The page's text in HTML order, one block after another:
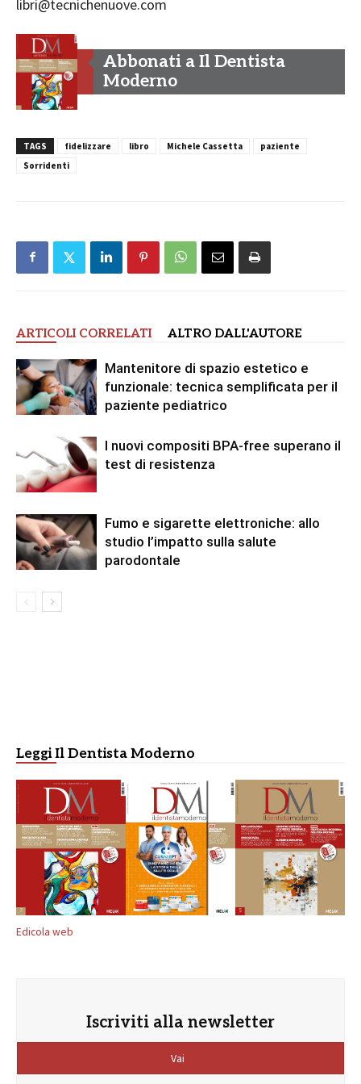
libri@tecnichenuove.com
Abbonati a Il Dentista
Moderno
TAGS fidelizzare libro Michele Cassetta
paziente
Sorridenti
ARTICOLI CORRELATI ALTRO DALL'AUTORE
Mantenitore di spazio estetico e
funzionale: tecnica semplificata per il
paziente pediatrico
I nuovi compositi BPA-free superano il
test di resistenza
Fumo e sigarette elettroniche: allo
studio l’impatto sulla salute
parodontale
Leggi Il Dentista Moderno
Edicola web
Iscriviti alla newsletter
Vai